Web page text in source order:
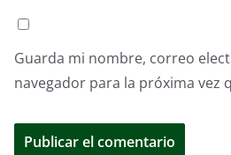
Guarda mi nombre, correo
navegador para la próxima vez